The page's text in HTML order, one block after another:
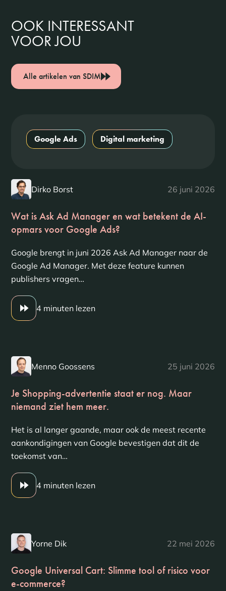
OOK INTERESSANT
VOOR JOU
Alle artikelen van SDIM
Google Ads Digital marketing
Dirko Borst 26 juni 2026
Wat is Ask Ad Manager en wat betekent de AI-
opmars voor Google Ads?
Google brengt in juni 2026 Ask Ad Manager naar de
Google Ad Manager. Met deze feature kunnen
publishers vragen…
4 minuten lezen
Menno Goossens 25 juni 2026
Je Shopping-advertentie staat er nog. Maar
niemand ziet hem meer.
Het is al langer gaande, maar ook de meest recente
aankondigingen van Google bevestigen dat dit de
toekomst van…
4 minuten lezen
Yorne Dik 22 mei 2026
Google Universal Cart: Slimme tool of risico voor
e-commerce?